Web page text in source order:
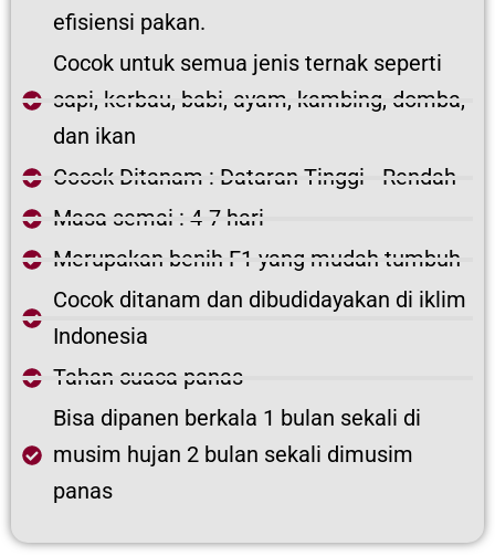
efisiensi pakan.
Cocok untuk semua jenis ternak seperti
sapi, kerbau, babi, ayam, kambing, domba,
dan ikan
Cocok Ditanam : Dataran Tinggi - Rendah
Masa semai : 4-7 hari
Merupakan benih F1 yang mudah tumbuh
Cocok ditanam dan dibudidayakan di iklim
Indonesia
Tahan cuaca panas
Bisa dipanen berkala 1 bulan sekali di
musim hujan 2 bulan sekali dimusim
panas